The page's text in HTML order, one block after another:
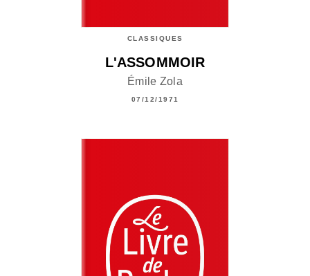
CLASSIQUES
L'ASSOMMOIR
Émile Zola
07/12/1971